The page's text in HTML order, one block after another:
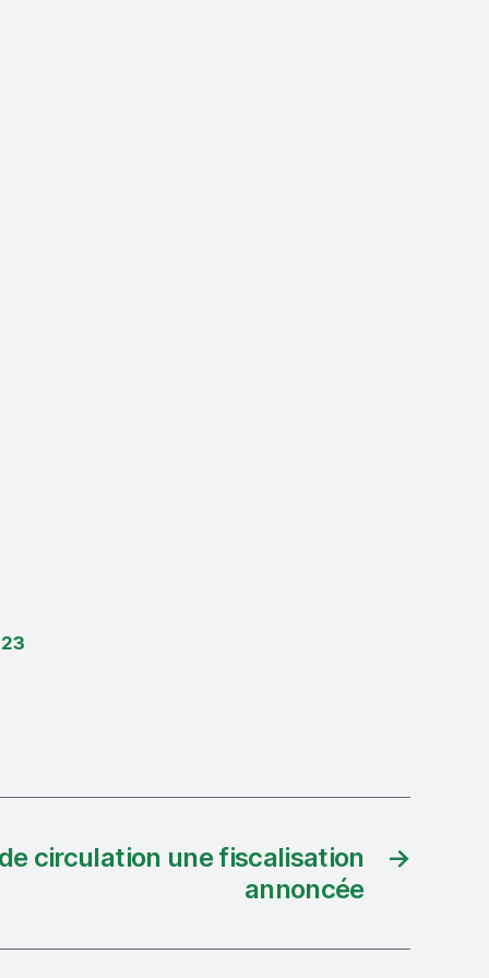
→
circulation une fiscalisation
annoncée